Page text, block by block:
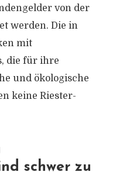
von der
werden. Die in
mit
die für ihre
und ökologische
keine Riester-
schwer zu